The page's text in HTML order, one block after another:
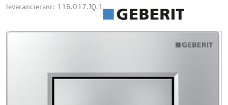
leveranciersnr: 116.017.JQ.1